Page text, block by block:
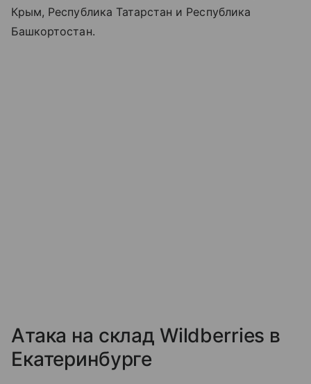
Крым, Республика Татарстан и Республика
Башкортостан.
Атака на склад Wildberries в
Екатеринбурге